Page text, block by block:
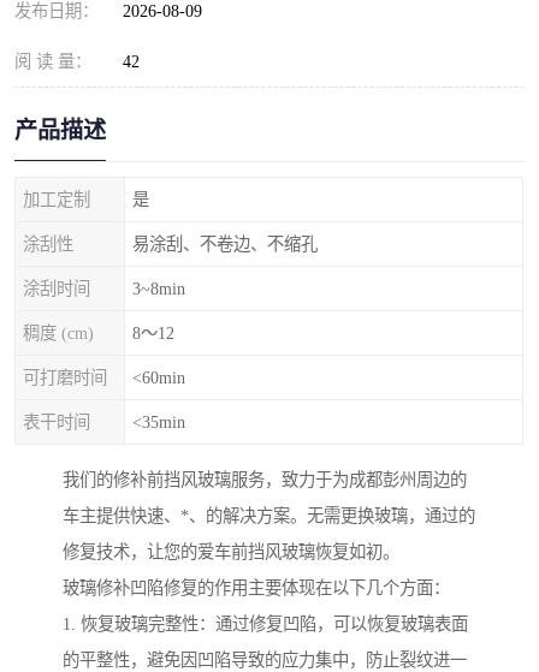
发布日期： 2026-08-09
阅 读 量： 42
产品描述
加工定制 是
涂刮性 易涂刮、不卷边、不缩孔
涂刮时间 3~8min
稠度 (cm) 8～12
可打磨时间 <60min
表干时间 <35min
我们的修补前挡风玻璃服务，致力于为成都彭州周边的
车主提供快速、*、的解决方案。无需更换玻璃，通过的
修复技术，让您的爱车前挡风玻璃恢复如初。
玻璃修补凹陷修复的作用主要体现在以下几个方面：
1. 恢复玻璃完整性：通过修复凹陷，可以恢复玻璃表面
的平整性，避免因凹陷导致的应力集中，防止裂纹进一